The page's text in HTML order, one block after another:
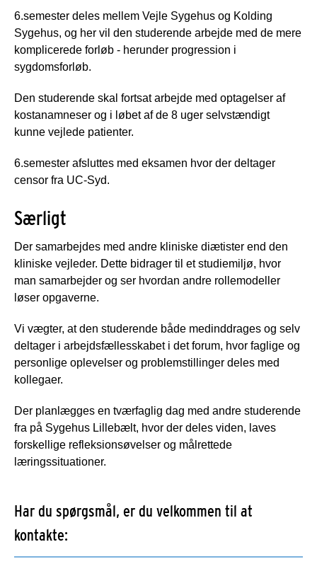
6.semester deles mellem Vejle Sygehus og Kolding
Sygehus, og her vil den studerende arbejde med de mere
komplicerede forløb - herunder progression i
sygdomsforløb.
Den studerende skal fortsat arbejde med optagelser af
kostanamneser og i løbet af de 8 uger selvstændigt
kunne vejlede patienter.
6.semester afsluttes med eksamen hvor der deltager
censor fra UC-Syd.
Særligt
Der samarbejdes med andre kliniske diætister end den
kliniske vejleder. Dette bidrager til et studiemiljø, hvor
man samarbejder og ser hvordan andre rollemodeller
løser opgaverne.
Vi vægter, at den studerende både medinddrages og selv
deltager i arbejdsfællesskabet i det forum, hvor faglige og
personlige oplevelser og problemstillinger deles med
kollegaer.
Der planlægges en tværfaglig dag med andre studerende
fra på Sygehus Lillebælt, hvor der deles viden, laves
forskellige refleksionsøvelser og målrettede
læringssituationer.
Har du spørgsmål, er du velkommen til at
kontakte: